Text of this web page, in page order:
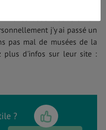
j'y ai passé un
pas mal de musées de la
plus d'infos sur leur site :
?